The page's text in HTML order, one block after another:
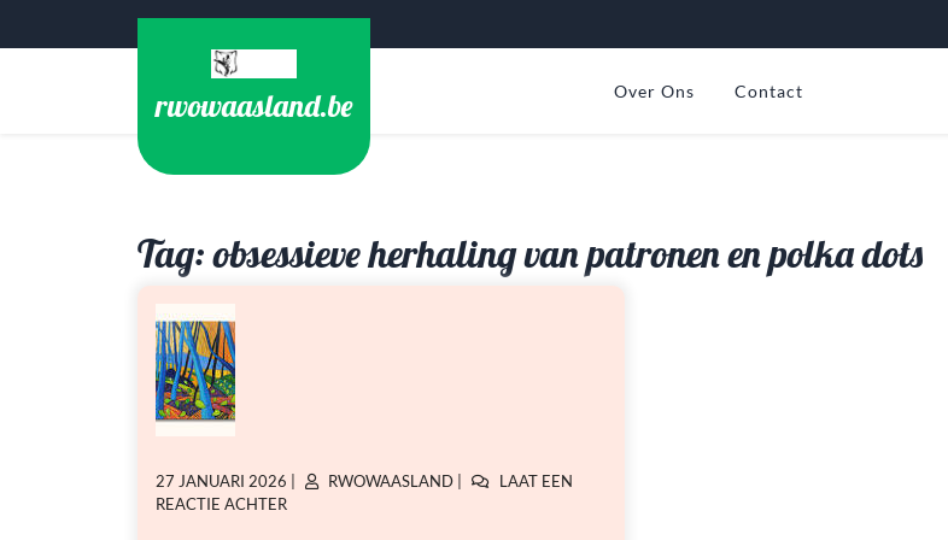
rwowaasland.be Over Ons Contact
Tag:obsessieve herhaling van patronen en polka dots
GEPLAATST
OP
27 JANUARI 2026
GEPLAATST
RWOWAASLAND
LAAT EEN
REACTIE ACHTEROP